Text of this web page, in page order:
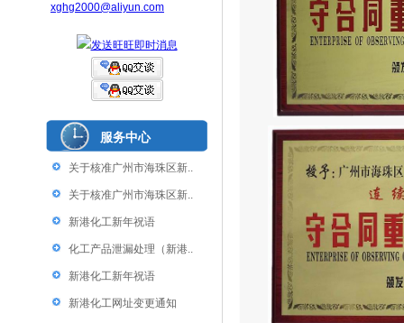
xghg2000@aliyun.com
服务中心
关于核准广州市海珠区新..
关于核准广州市海珠区新..
新港化工新年祝语
化工产品泄漏处理（新港..
新港化工新年祝语
新港化工网址变更通知